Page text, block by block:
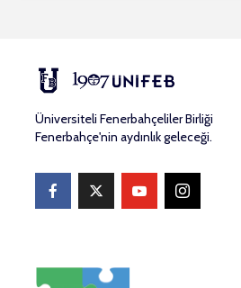
Üniversiteli Fenerbahçeliler Birliği
Fenerbahçe'nin aydınlık geleceği.